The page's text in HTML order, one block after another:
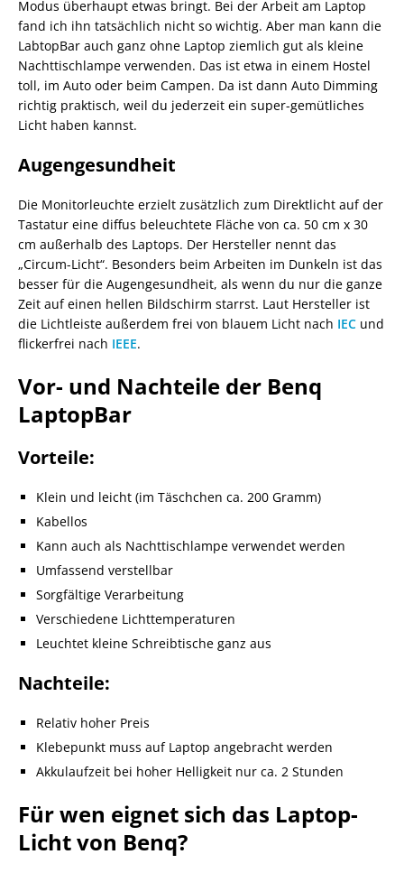
Modus überhaupt etwas bringt. Bei der Arbeit am Laptop
fand ich ihn tatsächlich nicht so wichtig. Aber man kann die
LabtopBar auch ganz ohne Laptop ziemlich gut als kleine
Nachttischlampe verwenden. Das ist etwa in einem Hostel
toll, im Auto oder beim Campen. Da ist dann Auto Dimming
richtig praktisch, weil du jederzeit ein super-gemütliches
Licht haben kannst.
Augengesundheit
Die Monitorleuchte erzielt zusätzlich zum Direktlicht auf der
Tastatur eine diffus beleuchtete Fläche von ca. 50 cm x 30
cm außerhalb des Laptops. Der Hersteller nennt das
„Circum-Licht“. Besonders beim Arbeiten im Dunkeln ist das
besser für die Augengesundheit, als wenn du nur die ganze
Zeit auf einen hellen Bildschirm starrst. Laut Hersteller ist
die Lichtleiste außerdem frei von blauem Licht nach IEC und
flickerfrei nach IEEE.
Vor- und Nachteile der Benq
LaptopBar
Vorteile:
Klein und leicht (im Täschchen ca. 200 Gramm)
Kabellos
Kann auch als Nachttischlampe verwendet werden
Umfassend verstellbar
Sorgfältige Verarbeitung
Verschiedene Lichttemperaturen
Leuchtet kleine Schreibtische ganz aus
Nachteile:
Relativ hoher Preis
Klebepunkt muss auf Laptop angebracht werden
Akkulaufzeit bei hoher Helligkeit nur ca. 2 Stunden
Für wen eignet sich das Laptop-
Licht von Benq?